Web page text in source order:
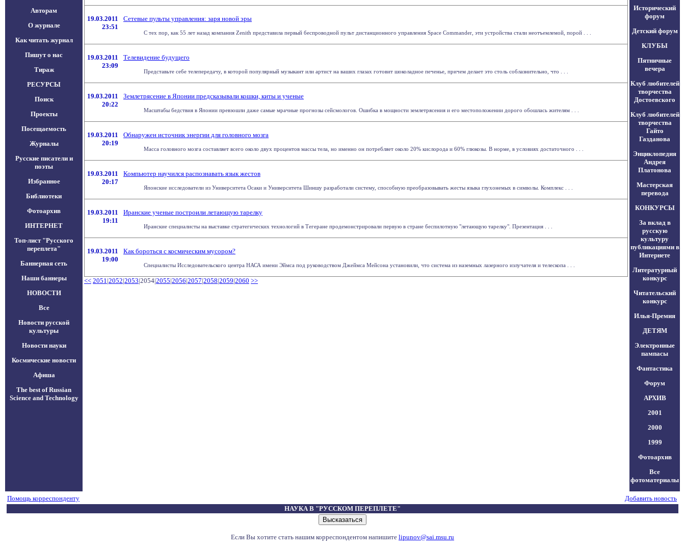
Авторам
О журнале
Как читать журнал
Пишут о нас
Тираж
РЕСУРСЫ
Поиск
Проекты
Посещаемость
Журналы
Русские писатели и
поэты
Избранное
Библиотеки
Фотоархив
ИНТЕРНЕТ
Топ-лист "Русского
переплета"
Баннерная сеть
Наши баннеры
НОВОСТИ
Все
Новости русской
культуры
Новости науки
Космические новости
Афиша
The best of Russian
Science and Technology
19.03.2011
23:51
Сетевые пульты управления: заря новой эры
C тех пор, как 55 лет назад компания Zenith представила первый беспроводной пульт дистанционного управления Space Commander, эти устройства стали неотъемлемой, порой . . .
19.03.2011
23:09
Телевидение будущего
Представьте себе телепередачу, в которой популярный музыкант или артист на ваших глазах готовит шоколадное печенье, причем делает это столь соблазнительно, что . . .
19.03.2011
20:22
Землетрясение в Японии предсказывали кошки, киты и ученые
Масштабы бедствия в Японии превзошли даже самые мрачные прогнозы сейсмологов. Ошибка в мощности землетрясения и его местоположении дорого обошлась жителям . . .
19.03.2011
20:19
Обнаружен источник энергии для головного мозга
Масса головного мозга составляет всего около двух процентов массы тела, но именно он потребляет около 20% кислорода и 60% глюкозы. В норме, в условиях достаточного . . .
19.03.2011
20:17
Компьютер научился распознавать язык жестов
Японские исследователи из Университета Осаки и Университета Шиншу разработали систему, способную преобразовывать жесты языка глухонемых в символы. Комплекс . . .
19.03.2011
19:11
Иранские ученые построили летающую тарелку
Иранские специалисты на выставке стратегических технологий в Тегеране продемонстрировали первую в стране беспилотную "летающую тарелку". Презентация . . .
19.03.2011
19:00
Как бороться с космическим мусором?
Специалисты Исследовательского центра НАСА имени Эймса под руководством Джеймса Мейсона установили, что система из наземных лазерного излучателя и телескопа . . .
<< 2051|2052|2053|2054|2055|2056|2057|2058|2059|2060 >>
Исторический
форум
Детский форум
КЛУБЫ
Пятничные
вечера
Клуб любителей
творчества
Достоевского
Клуб любителей
творчества
Гайто
Газданова
Энциклопедия
Андрея
Платонова
Мастерская
перевода
КОНКУРСЫ
За вклад в
русскую
культуру
публикациями в
Интернете
Литературный
конкурс
Читательский
конкурс
Илья-Премия
ДЕТЯМ
Электронные
пампасы
Фантастика
Форум
АРХИВ
2001
2000
1999
Фотоархив
Все
фотоматериалы
Помощь корреспонденту
Добавить новость
НАУКА В "РУССКОМ ПЕРЕПЛЕТЕ"
Если Вы хотите стать нашим корреспондентом напишите lipunov@sai.msu.ru